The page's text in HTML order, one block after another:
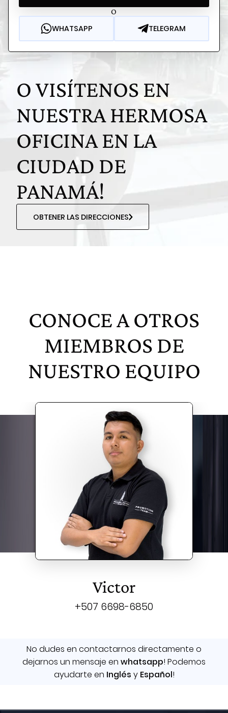
O
WHATSAPP TELEGRAM
O VISÍTENOS EN
NUESTRA HERMOSA
OFICINA EN LA
CIUDAD DE
PANAMÁ!
OBTENER LAS DIRECCIONES
CONOCE A OTROS
MIEMBROS DE
NUESTRO EQUIPO
Victor
-6850
6698
+507
No dudes en contactarnos directamente o
dejarnos un mensaje en whatsapp! Podemos
ayudarte en Inglés y Español!